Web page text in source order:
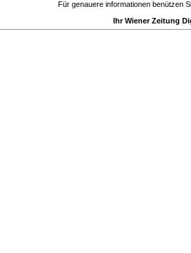
Für genauere informationen benützen
Ihr Wiener Zeitung